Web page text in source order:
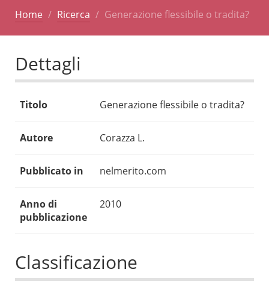
Home Ricerca Generazione flessibile o tradita?
Dettagli
Titolo Generazione flessibile o tradita?
Autore Corazza L.
Pubblicato in nelmerito.com
Anno di
pubblicazione
2010
Classificazione